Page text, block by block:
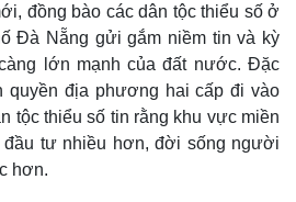
đồng bào các dân tộc thiểu số ở
Đà Nẵng gửi gắm niềm tin và kỳ
lớn mạnh của đất nước. Đặc
quyền địa phương hai cấp đi vào
tộc thiểu số tin rằng khu vực miền
tư nhiều hơn, đời sống người
hơn.